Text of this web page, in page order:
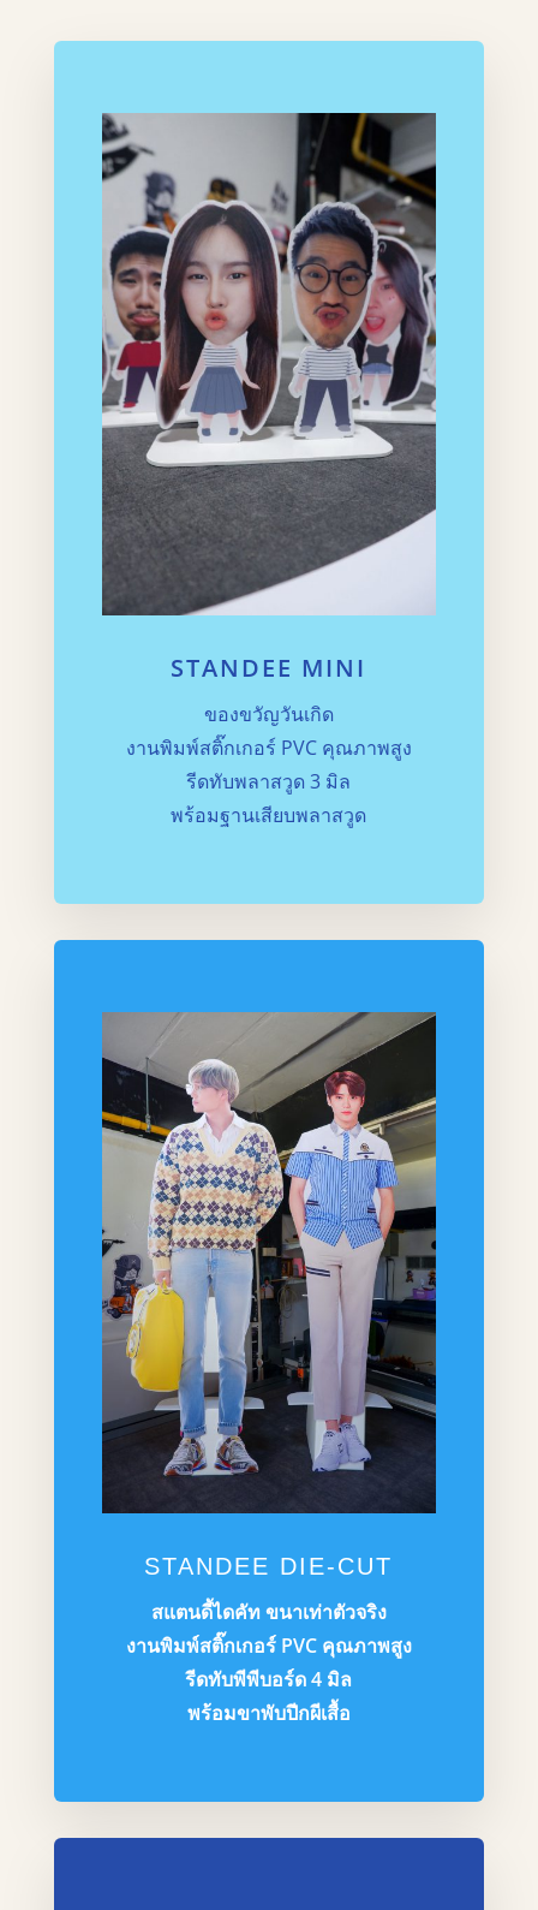
STANDEE MINI
ของขวัญวันเกิด
งานพิมพ์สติ๊กเกอร์ PVC คุณภาพสูง
รีดทับพลาสวูด 3 มิล
พร้อมฐานเสียบพลาสวูด
STANDEE DIE-CUT
สแตนดี้ไดคัท ขนาเท่าตัวจริง
งานพิมพ์สติ๊กเกอร์ PVC คุณภาพสูง
รีดทับพีพีบอร์ด 4 มิล
พร้อมขาพับปีกผีเสื้อ